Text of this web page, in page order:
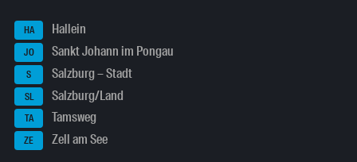
HA Hallein
JO Sankt Johann im Pongau
S Salzburg – Stadt
SL Salzburg/Land
TA Tamsweg
ZE Zell am See